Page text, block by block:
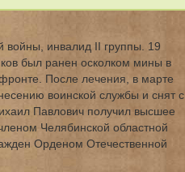
войны, инвалид II группы. 19
был ранен осколком мины в
После лечения, в марте
воинской службы и снят с
Павлович получил высшее
Челябинской областной
Орденом Отечественной